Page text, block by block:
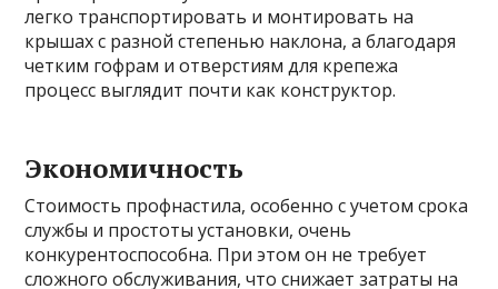
легко транспортировать и монтировать на
крышах с разной степенью наклона, а благодаря
четким гофрам и отверстиям для крепежа
процесс выглядит почти как конструктор.
Экономичность
Стоимость профнастила, особенно с учетом срока
службы и простоты установки, очень
конкурентоспособна. При этом он не требует
сложного обслуживания, что снижает затраты на